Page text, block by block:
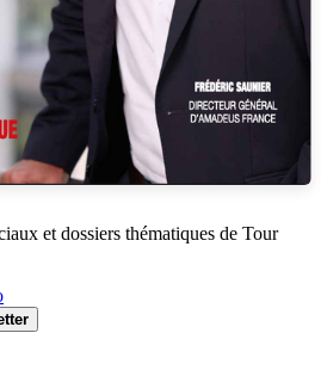
et dossiers thématiques de Tour